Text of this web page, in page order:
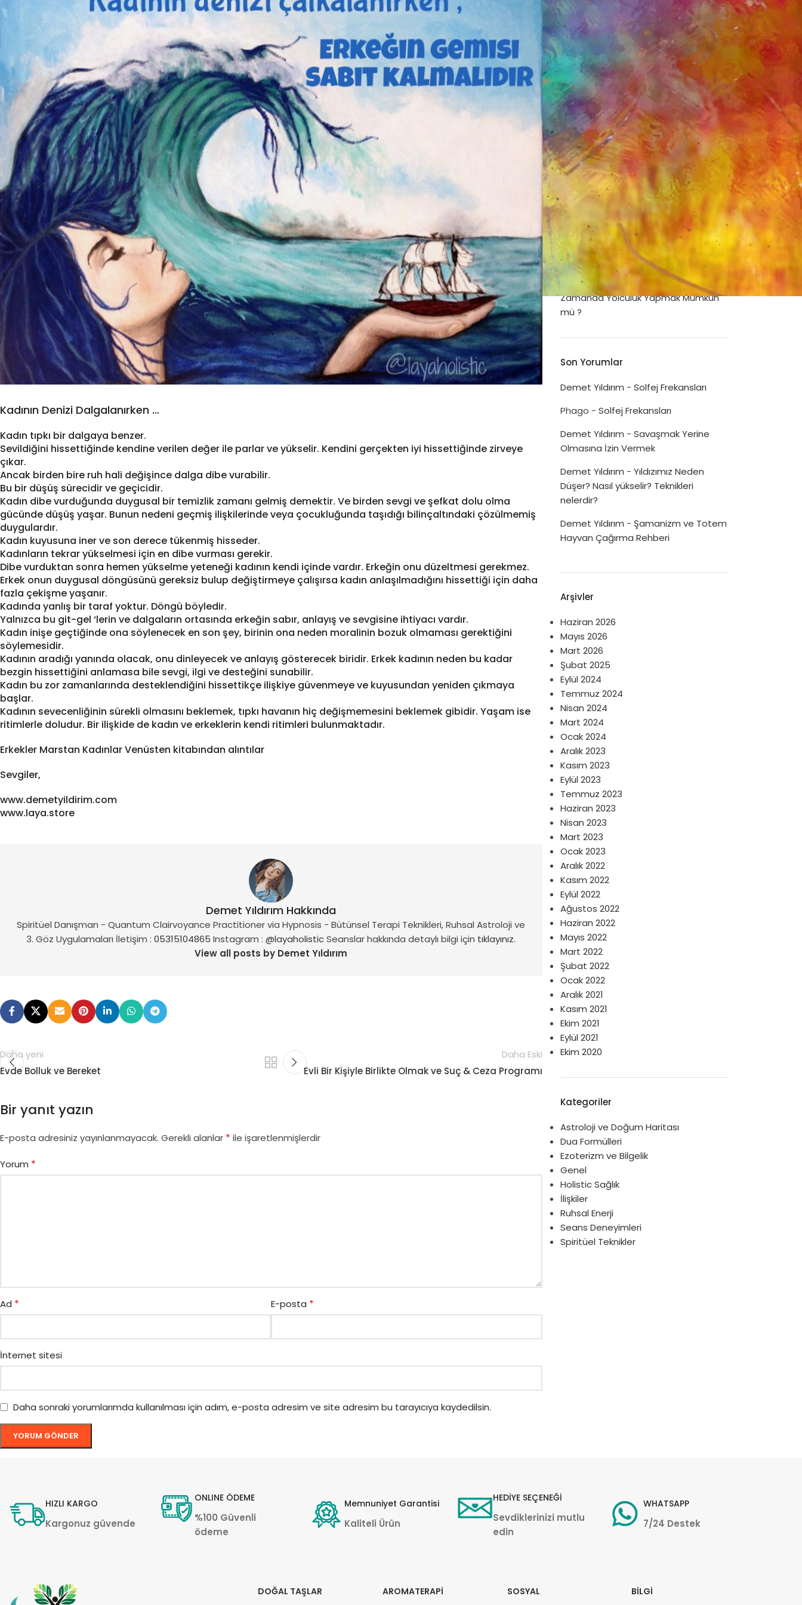
Kadının Denizi Dalgalanırken …
Kadın tıpkı bir dalgaya benzer.
Sevildiğini hissettiğinde kendine verilen değer ile parlar ve yükselir. Kendini gerçekten iyi hissettiğinde zirveye
çıkar.
Ancak birden bire ruh hali değişince dalga dibe vurabilir.
Bu bir düşüş sürecidir ve geçicidir.
Kadın dibe vurduğunda duygusal bir temizlik zamanı gelmiş demektir. Ve birden sevgi ve şefkat dolu olma
gücünde düşüş yaşar. Bunun nedeni geçmiş ilişkilerinde veya çocukluğunda taşıdığı bilinçaltındaki çözülmemiş
duygulardır.
Kadın kuyusuna iner ve son derece tükenmiş hisseder.
Kadınların tekrar yükselmesi için en dibe vurması gerekir.
Dibe vurduktan sonra hemen yükselme yeteneği kadının kendi içinde vardır. Erkeğin onu düzeltmesi gerekmez.
Erkek onun duygusal döngüsünü gereksiz bulup değiştirmeye çalışırsa kadın anlaşılmadığını hissettiği için daha
fazla çekişme yaşanır.
Kadında yanlış bir taraf yoktur. Döngü böyledir.
Yalnızca bu git-gel ‘lerin ve dalgaların ortasında erkeğin sabır, anlayış ve sevgisine ihtiyacı vardır.
Kadın inişe geçtiğinde ona söylenecek en son şey, birinin ona neden moralinin bozuk olmaması gerektiğini
söylemesidir.
Kadının aradığı yanında olacak, onu dinleyecek ve anlayış gösterecek biridir. Erkek kadının neden bu kadar
bezgin hissettiğini anlamasa bile sevgi, ilgi ve desteğini sunabilir.
Kadın bu zor zamanlarında desteklendiğini hissettikçe ilişkiye güvenmeye ve kuyusundan yeniden çıkmaya
başlar.
Kadının sevecenliğinin sürekli olmasını beklemek, tıpkı havanın hiç değişmemesini beklemek gibidir. Yaşam ise
ritimlerle doludur. Bir ilişkide de kadın ve erkeklerin kendi ritimleri bulunmaktadır.
Erkekler Marstan Kadınlar Venüsten kitabından alıntılar
Sevgiler,
www.demetyildirim.com
www.laya.store
Demet Yıldırım Hakkında
Spiritüel Danışman - Quantum Clairvoyance Practitioner via Hypnosis - Bütünsel Terapi Teknikleri, Ruhsal Astroloji ve
3. Göz Uygulamaları İletişim :05315104865 Instagram :@layaholisticSeanslar hakkında detaylı bilgi için tıklayınız.
View all posts by Demet Yıldırım
Daha yeni
Evde Bolluk ve Bereket
Daha Eski
Evli Bir Kişiyle Birlikte Olmak ve Suç & Ceza Programı
Bir yanıt yazın
E-posta adresiniz yayınlanmayacak. Gerekli alanlar * ile işaretlenmişlerdir
Yorum *
Ad * E-posta *
İnternet sitesi
Daha sonraki yorumlarımda kullanılması için adım, e-posta adresim ve site adresim bu tarayıcıya kaydedilsin.
KATEGORILER
Astroloji ve Doğum Haritası
Dua Formülleri
Ezoterizm ve Bilgelik
Genel
Holistic Sağlık
İlişkiler
Ruhsal Enerji
Seans Deneyimleri
Spiritüel Teknikler
Son Yazılar
Medikal Astroloji
Zamanı Bükmek – Laya Holistic
Method
Dua Listeleri
Disiplinin Psikolojimizi İyileştirme Gücü
Zamanda Yolculuk Yapmak Mümkün
mü ?
Son Yorumlar
Demet Yıldırım - Solfej Frekansları
Phago - Solfej Frekansları
Demet Yıldırım - Savaşmak Yerine
Olmasına İzin Vermek
Demet Yıldırım - Yıldızımız Neden
Düşer? Nasıl yükselir? Teknikleri
nelerdir?
Demet Yıldırım - Şamanizm ve Totem
Hayvan Çağırma Rehberi
Arşivler
Haziran 2026
Mayıs 2026
Mart 2026
Şubat 2025
Eylül 2024
Temmuz 2024
Nisan 2024
Mart 2024
Ocak 2024
Aralık 2023
Kasım 2023
Eylül 2023
Temmuz 2023
Haziran 2023
Nisan 2023
Mart 2023
Ocak 2023
Aralık 2022
Kasım 2022
Eylül 2022
Ağustos 2022
Haziran 2022
Mayıs 2022
Mart 2022
Şubat 2022
Ocak 2022
Aralık 2021
Kasım 2021
Ekim 2021
Eylül 2021
Ekim 2020
Kategoriler
Astroloji ve Doğum Haritası
Dua Formülleri
Ezoterizm ve Bilgelik
Genel
Holistic Sağlık
İlişkiler
Ruhsal Enerji
Seans Deneyimleri
Spiritüel Teknikler
HIZLI KARGO
Kargonuz güvende
ONLINE ÖDEME
%100 Güvenli
ödeme
Memnuniyet Garantisi
Kaliteli Ürün
HEDİYE SEÇENEĞİ
Sevdiklerinizi mutlu
edin
WHATSAPP
7/24 Destek
DOĞAL TAŞLAR AROMATERAPI SOSYAL BILGI